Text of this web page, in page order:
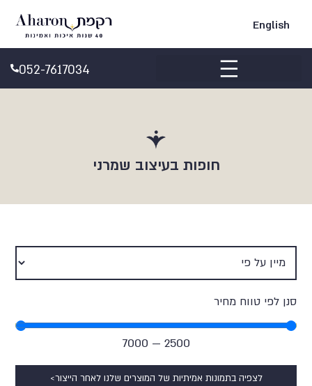
English
052-7617034
חופות בעיצוב שמרני
סנן לפי טווח מחיר
2500
—
7000
לצפיה בתמונות אמיתיות של המוצרים שלנו לאחר הייצור>